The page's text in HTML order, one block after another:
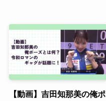
【動画】吉田知那美の俺ポ